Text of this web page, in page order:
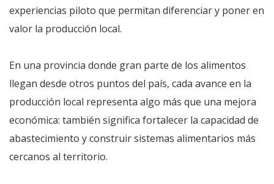
experiencias piloto que permitan diferenciar y poner en
valor la producción local.
En una provincia donde gran parte de los alimentos
llegan desde otros puntos del país, cada avance en la
producción local representa algo más que una mejora
económica: también significa fortalecer la capacidad de
abastecimiento y construir sistemas alimentarios más
cercanos al territorio.